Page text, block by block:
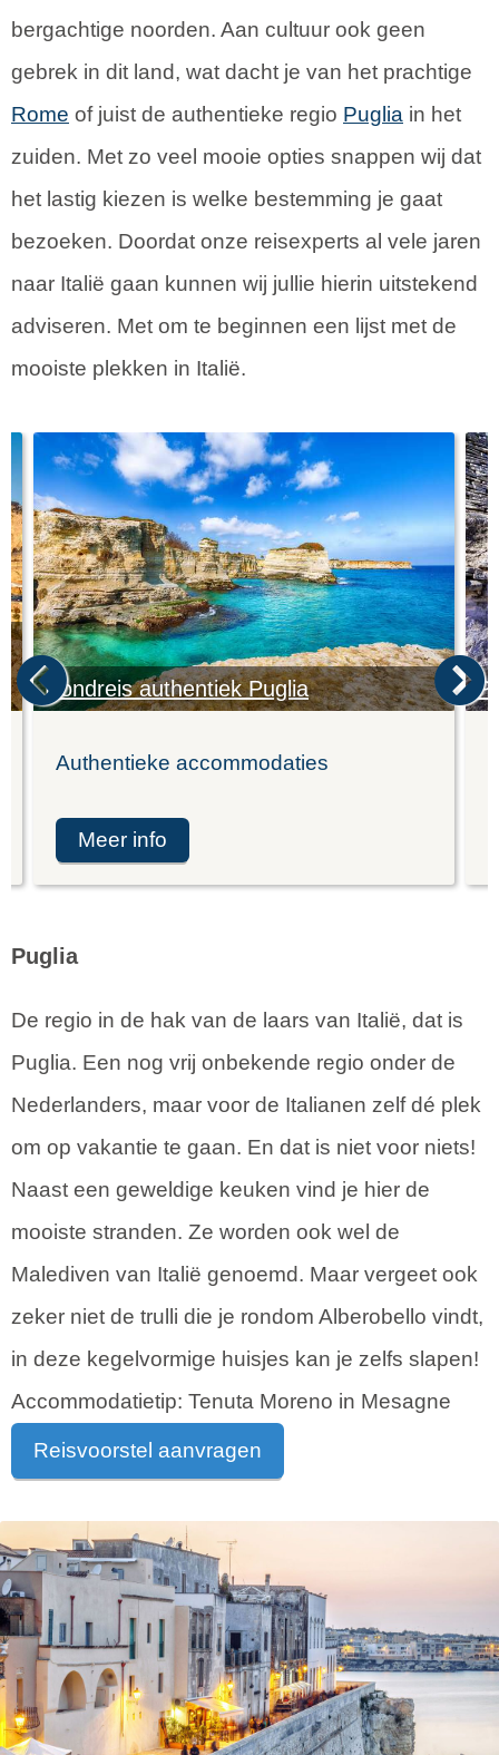
bergachtige noorden. Aan cultuur ook geen
gebrek in dit land, wat dacht je van het prachtige
Rome of juist de authentieke regio Puglia in het
zuiden. Met zo veel mooie opties snappen wij dat
het lastig kiezen is welke bestemming je gaat
bezoeken. Doordat onze reisexperts al vele jaren
naar Italië gaan kunnen wij jullie hierin uitstekend
adviseren. Met om te beginnen een lijst met de
mooiste plekken in Italië.
Rondreis authentiek Puglia
Authentieke accommodaties
meer info
Puglia
De regio in de hak van de laars van Italië, dat is
Puglia. Een nog vrij onbekende regio onder de
Nederlanders, maar voor de Italianen zelf dé plek
om op vakantie te gaan. En dat is niet voor niets!
Naast een geweldige keuken vind je hier de
mooiste stranden. Ze worden ook wel de
Malediven van Italië genoemd. Maar vergeet ook
zeker niet de trulli die je rondom Alberobello vindt,
in deze kegelvormige huisjes kan je zelfs slapen!
Accommodatietip: Tenuta Moreno in Mesagne
Reisvoorstel aanvragen